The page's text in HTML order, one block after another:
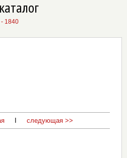
1840
следующая >>